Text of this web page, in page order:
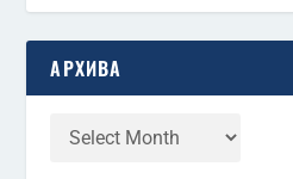
АРХИВА